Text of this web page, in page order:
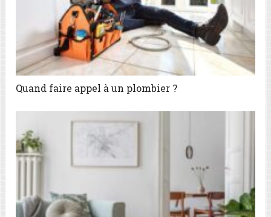
Quand faire appel à un plombier ?